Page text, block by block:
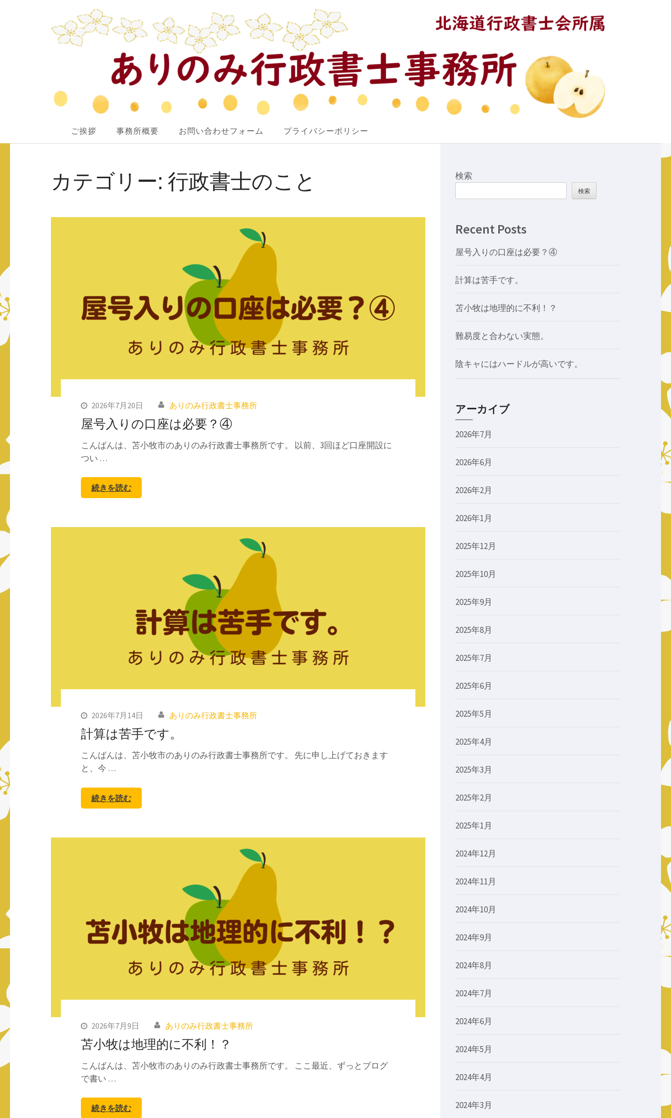
プ
押
ありのみ行政書士事務所
あなたのナシをアリ！に変えていきたい
ご挨拶 事務所概要 お問い合わせフォーム プライバシーポリシー
カテゴリー: 行政書士のこと
2026年7月20日 ありのみ行政書士事務所
屋号入りの口座は必要？④
こんばんは、苫小牧市のありのみ行政書士事務所です。 以前、3回ほど口座開設に
つい …
続きを読む
2026年7月14日 ありのみ行政書士事務所
計算は苦手です。
こんばんは、苫小牧市のありのみ行政書士事務所です。 先に申し上げておきます
と、今 …
続きを読む
2026年7月9日 ありのみ行政書士事務所
苫小牧は地理的に不利！？
こんばんは、苫小牧市のありのみ行政書士事務所です。 ここ最近、ずっとブログ
で書い …
続きを読む
検索
検索
Recent Posts
屋号入りの口座は必要？④
計算は苦手です。
苫小牧は地理的に不利！？
難易度と合わない実態。
陰キャにはハードルが高いです。
アーカイブ
2026年7月
2026年6月
2026年2月
2026年1月
2025年12月
2025年10月
2025年9月
2025年8月
2025年7月
2025年6月
2025年5月
2025年4月
2025年3月
2025年2月
2025年1月
2024年12月
2024年11月
2024年10月
2024年9月
2024年8月
2024年7月
2024年6月
2024年5月
2024年4月
2024年3月